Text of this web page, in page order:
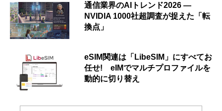
通信業界のAIトレンド2026 ―
NVIDIA 1000社超調査が捉えた「転
換点」
eSIM関連は「LibeSIM」にすべてお
任せ! eIMでマルチプロファイルを
動的に切り替え